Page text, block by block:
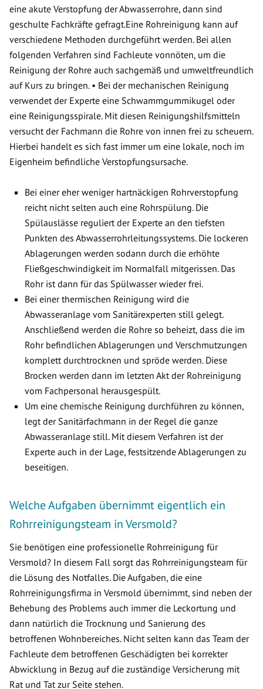
eine akute Verstopfung der Abwasserrohre, dann sind
geschulte Fachkräfte gefragt.Eine Rohreinigung kann auf
verschiedene Methoden durchgeführt werden. Bei allen
folgenden Verfahren sind Fachleute vonnöten, um die
Reinigung der Rohre auch sachgemäß und umweltfreundlich
auf Kurs zu bringen. • Bei der mechanischen Reinigung
verwendet der Experte eine Schwammgummikugel oder
eine Reinigungsspirale. Mit diesen Reinigungshilfsmitteln
versucht der Fachmann die Rohre von innen frei zu scheuern.
Hierbei handelt es sich fast immer um eine lokale, noch im
Eigenheim befindliche Verstopfungsursache.
Bei einer eher weniger hartnäckigen Rohrverstopfung
reicht nicht selten auch eine Rohrspülung. Die
Spülauslässe reguliert der Experte an den tiefsten
Punkten des Abwasserrohrleitungssystems. Die lockeren
Ablagerungen werden sodann durch die erhöhte
Fließgeschwindigkeit im Normalfall mitgerissen. Das
Rohr ist dann für das Spülwasser wieder frei.
Bei einer thermischen Reinigung wird die
Abwasseranlage vom Sanitärexperten still gelegt.
Anschließend werden die Rohre so beheizt, dass die im
Rohr befindlichen Ablagerungen und Verschmutzungen
komplett durchtrocknen und spröde werden. Diese
Brocken werden dann im letzten Akt der Rohreinigung
vom Fachpersonal herausgespült.
Um eine chemische Reinigung durchführen zu können,
legt der Sanitärfachmann in der Regel die ganze
Abwasseranlage still. Mit diesem Verfahren ist der
Experte auch in der Lage, festsitzende Ablagerungen zu
beseitigen.
Welche Aufgaben übernimmt eigentlich ein
Rohrreinigungsteam in Versmold?
Sie benötigen eine professionelle Rohrreinigung für
Versmold? In diesem Fall sorgt das Rohrreinigungsteam für
die Lösung des Notfalles. Die Aufgaben, die eine
Rohrreinigungsfirma in Versmold übernimmt, sind neben der
Behebung des Problems auch immer die Leckortung und
dann natürlich die Trocknung und Sanierung des
betroffenen Wohnbereiches. Nicht selten kann das Team der
Fachleute dem betroffenen Geschädigten bei korrekter
Abwicklung in Bezug auf die zuständige Versicherung mit
Rat und Tat zur Seite stehen.